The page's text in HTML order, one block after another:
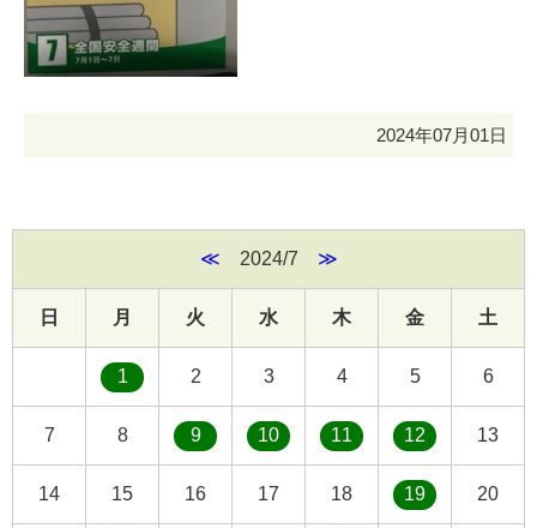
2024年07月01日
≪ 2024/7 ≫
日 月 火 水 木 金 土
1 2 3 4 5 6
7 8 9 10 11 12 13
14 15 16 17 18 19 20